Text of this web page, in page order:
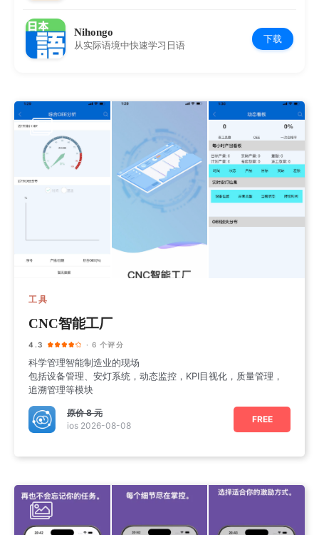
Nihongo
从实际语境中快速学习日语
下载
工具
CNC智能工厂
4.3 · 6 个评分
科学管理智能制造业的现场
包括设备管理、安灯系统，动态监控，KPI目视化，质量管理，
追溯管理等模块
原价8 元
ios 2026-08-08
FREE